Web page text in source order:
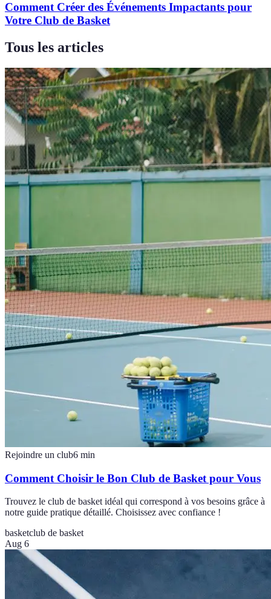
Comment Créer des Événements Impactants pour
Votre Club de Basket
Tous les articles
Rejoindre un club6 min
Comment Choisir le Bon Club de Basket pour Vous
Trouvez le club de basket idéal qui correspond à vos besoins grâce à
notre guide pratique détaillé. Choisissez avec confiance !
basketclub de basket
Aug 6